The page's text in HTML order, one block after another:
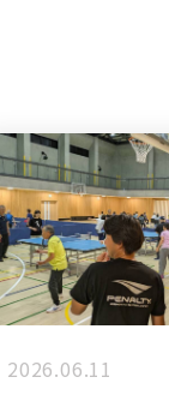
2026.06.11